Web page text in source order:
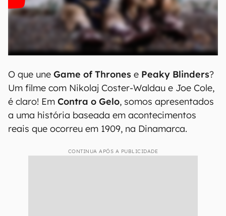
O que une Game of Thrones e Peaky Blinders?
Um filme com Nikolaj Coster-Waldau e Joe Cole,
é claro! Em Contra o Gelo, somos apresentados
a uma história baseada em acontecimentos
reais que ocorreu em 1909, na Dinamarca.
CONTINUA APÓS A PUBLICIDADE